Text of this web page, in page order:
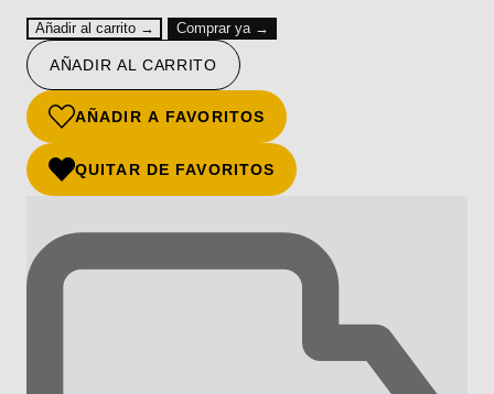
Añadir al carrito → Comprar ya →
AÑADIR AL CARRITO
AÑADIR A FAVORITOS
QUITAR DE FAVORITOS